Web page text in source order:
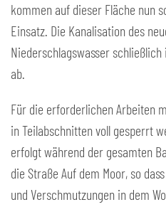
kommen auf dieser Fläche nun
Einsatz. Die Kanalisation des
Niederschlagswasser
ab.
Für die erforderlichen Arbeiten
in Teilabschnitten voll gesperrt
erfolgt während der gesamten
die Straße Auf dem Moor, so
und Verschmutzungen in dem